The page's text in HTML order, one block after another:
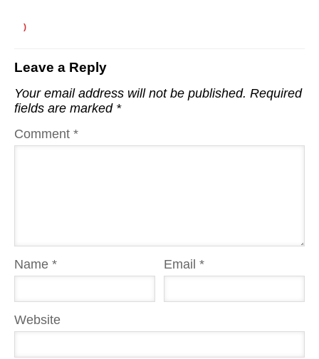
)
Leave a Reply
Your email address will not be published. Required
fields are marked *
Comment *
Name * Email*
Website